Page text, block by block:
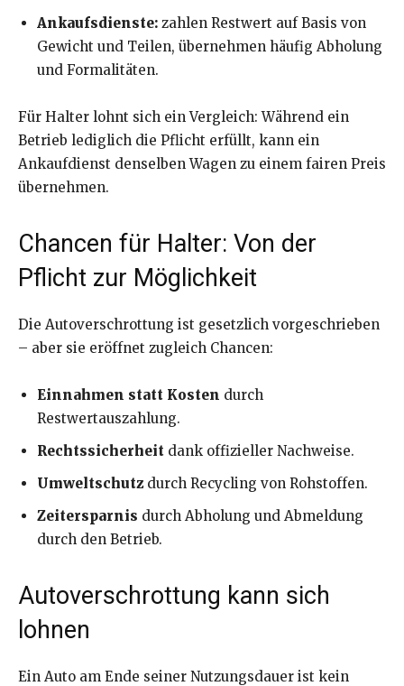
Ankaufsdienste: zahlen Restwert auf Basis von
Gewicht und Teilen, übernehmen häufig Abholung
und Formalitäten.
Für Halter lohnt sich ein Vergleich: Während ein
Betrieb lediglich die Pflicht erfüllt, kann ein
Ankaufdienst denselben Wagen zu einem fairen Preis
übernehmen.
Chancen für Halter: Von der
Pflicht zur Möglichkeit
Die Autoverschrottung ist gesetzlich vorgeschrieben
– aber sie eröffnet zugleich Chancen:
Einnahmen statt Kosten durch
Restwertauszahlung.
Rechtssicherheit dank offizieller Nachweise.
Umweltschutzdurch Recycling von Rohstoffen.
Zeitersparnis durch Abholung und Abmeldung
durch den Betrieb.
Autoverschrottung kann sich
lohnen
Ein Auto am Ende seiner Nutzungsdauer ist kein